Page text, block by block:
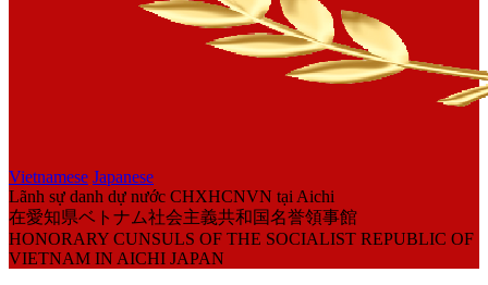
Vietnamese Japanese
Lãnh sự danh dự nước CHXHCNVN tại Aichi
在愛知県ベトナム社会主義共和国名誉領事館
HONORARY CUNSULS OF THE SOCIALIST REPUBLIC OF
VIETNAM IN AICHI JAPAN